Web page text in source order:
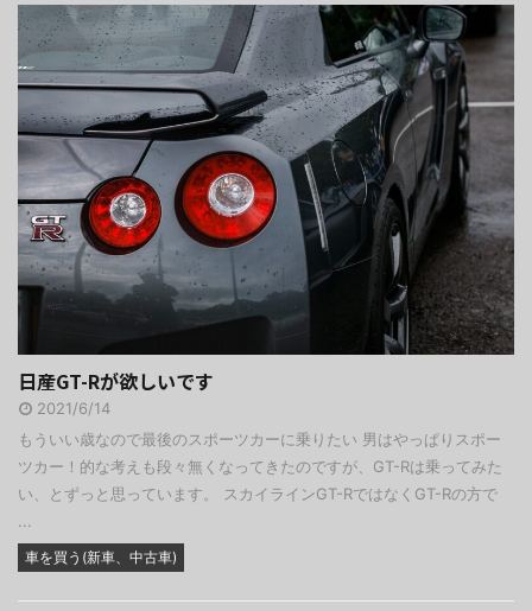
日産GT-Rが欲しいです
2021/6/14
もういい歳なので最後のスポーツカーに乗りたい 男はやっぱりスポー
ツカー！的な考えも段々無くなってきたのですが、GT-Rは乗ってみた
い、とずっと思っています。 スカイラインGT-RではなくGT-Rの方で
...
車を買う(新車、中古車)